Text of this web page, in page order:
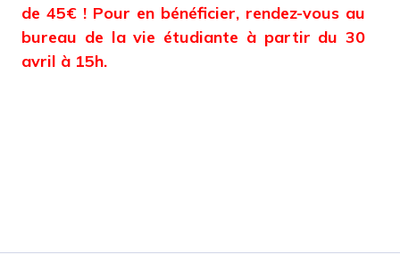
de 45€ ! Pour en bénéficier, rendez-vous au
bureau de la vie étudiante à partir du 30
avril à 15h.